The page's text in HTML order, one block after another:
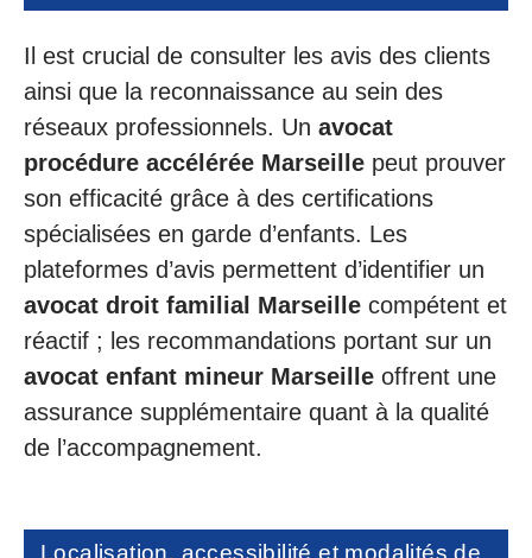
Il est crucial de consulter les avis des clients
ainsi que la reconnaissance au sein des
réseaux professionnels. Un avocat
procédure accélérée Marseille peut prouver
son efficacité grâce à des certifications
spécialisées en garde d’enfants. Les
plateformes d’avis permettent d’identifier un
avocat droit familial Marseille compétent et
réactif ; les recommandations portant sur un
avocat enfant mineur Marseille offrent une
assurance supplémentaire quant à la qualité
de l’accompagnement.
Localisation, accessibilité et modalités de